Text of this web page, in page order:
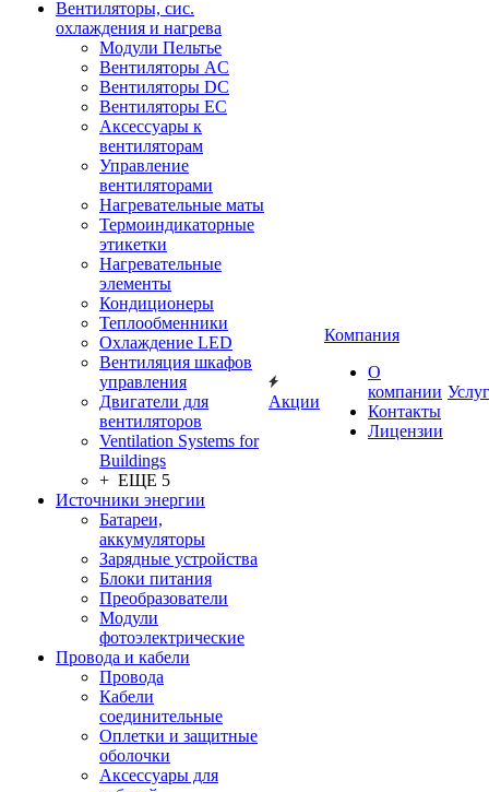
Вентиляторы, сис.
охлаждения и нагрева
Модули Пельтье
Вентиляторы AC
Вентиляторы DC
Вентиляторы EC
Аксессуары к
вентиляторам
Управление
вентиляторами
Нагревательные маты
Термоиндикаторные
этикетки
Нагревательные
элементы
Кондиционеры
Теплообменники
Охлаждение LED
Вентиляция шкафов
управления
Двигатели для
вентиляторов
Ventilation Systems for
Buildings
+ ЕЩЕ 5
Источники энергии
Батареи,
аккумуляторы
Зарядные устройства
Блоки питания
Преобразователи
Модули
фотоэлектрические
Провода и кабели
Провода
Кабели
соединительные
Оплетки и защитные
оболочки
Аксессуары для
Акции
Компания
О
компании
Контакты
Лицензии